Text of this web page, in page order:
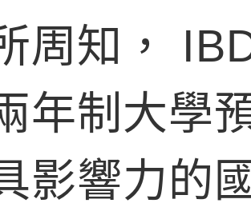
周知，
年制大學
影響力的